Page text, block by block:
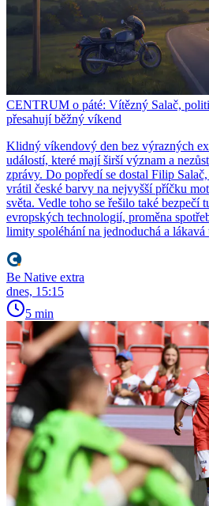
CENTRUM o páté: Vítězný Salač,
přesahují běžný víkend
Klidný víkendový den bez výrazných
událostí, které mají širší význam a
zprávy. Do popředí se dostal Filip
vrátil české barvy na nejvyšší příčku
světa. Vedle toho se řešilo také bezpečí
evropských technologií, proměna
limity spoléhání na jednoduchá a lákavá
Be Native extra
dnes, 15:15
5 min